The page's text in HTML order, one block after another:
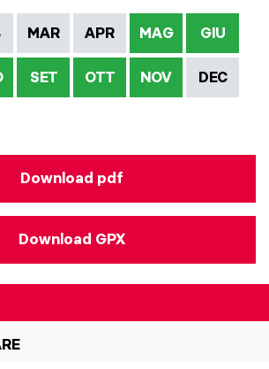
MAR APR MAG GIU
SET OTT NOV DEC
Download pdf
Download GPX